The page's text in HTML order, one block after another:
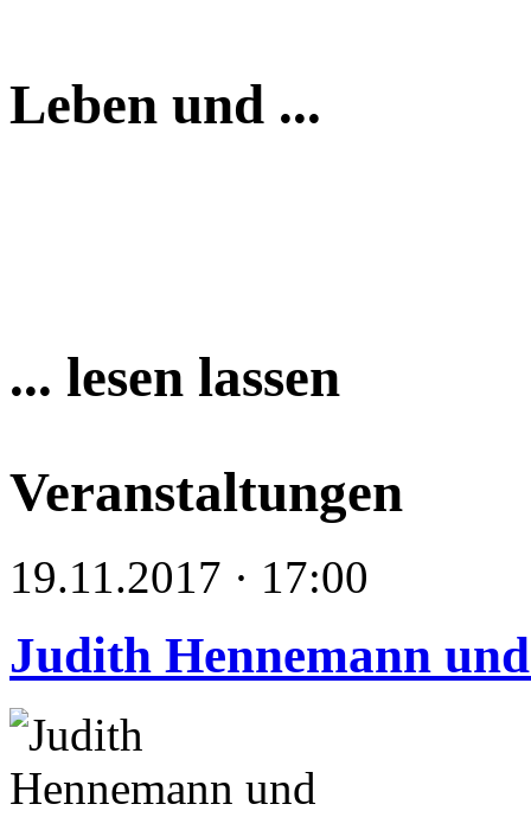
Leben und ...
... lesen lassen
Veranstaltungen
19.11.2017 · 17:00
Judith Hennemann